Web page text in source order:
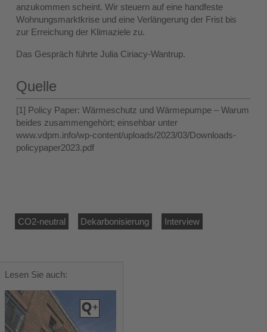
anzukommen scheint. Wir steuern auf eine handfeste
Wohnungsmarktkrise und eine Verlängerung der Frist bis
zur Erreichung der Klimaziele zu.
Das Gespräch führte Julia Ciriacy-Wantrup.
Quelle
[1] Policy Paper: Wärmeschutz und Wärmepumpe – Warum
beides zusammengehört; einsehbar unter
www.vdpm.info/wp-content/uploads/2023/03/Downloads-
policypaper2023.pdf
CO2-neutral Dekarbonisierung Interview
Lesen Sie auch: